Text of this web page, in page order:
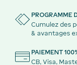
PROGRAMME
Cumulez des
& avantages
PAIEMENT
CB, Visa,